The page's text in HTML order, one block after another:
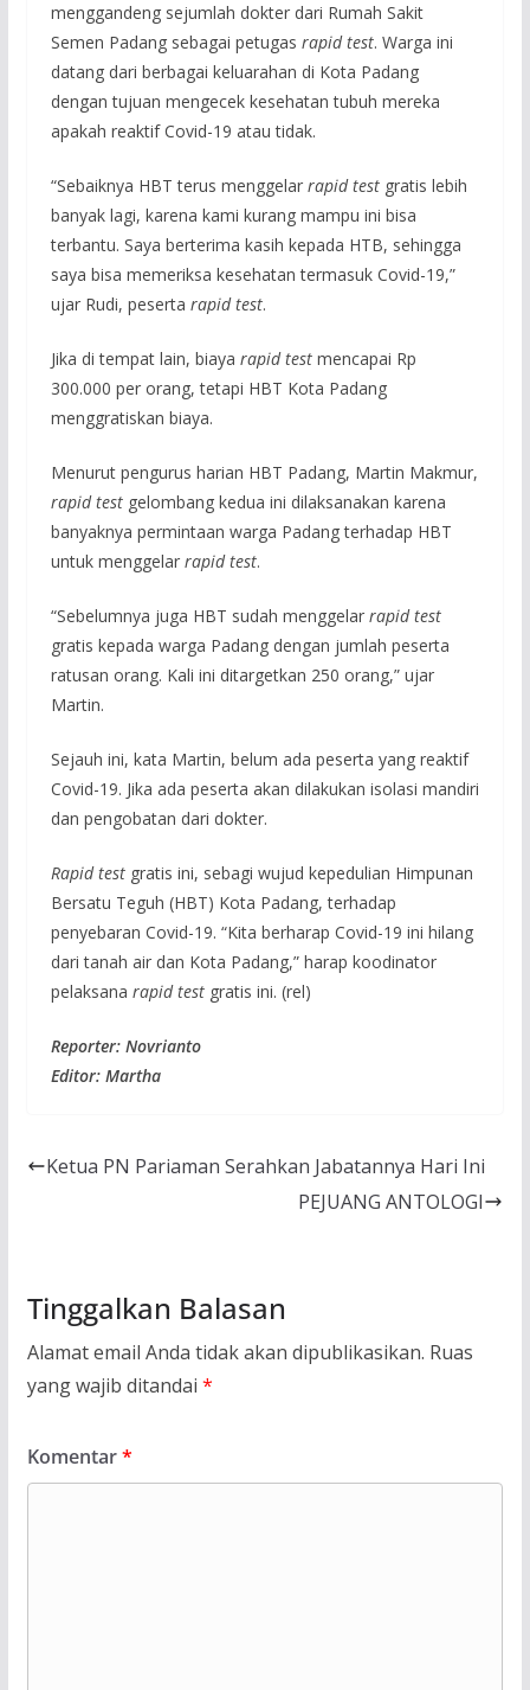
menggandeng sejumlah dokter dari Rumah Sakit
Semen Padang sebagai petugas rapid test. Warga ini
datang dari berbagai keluarahan di Kota Padang
dengan tujuan mengecek kesehatan tubuh mereka
apakah reaktif Covid-19 atau tidak.
“Sebaiknya HBT terus menggelar rapid testgratis lebih
banyak lagi, karena kami kurang mampu ini bisa
terbantu. Saya berterima kasih kepada HTB, sehingga
saya bisa memeriksa kesehatan termasuk Covid-19,”
ujar Rudi, peserta rapid test.
Jika di tempat lain, biaya rapid testmencapai Rp
300.000 per orang, tetapi HBT Kota Padang
menggratiskan biaya.
Menurut pengurus harian HBT Padang, Martin Makmur,
rapid testgelombang kedua ini dilaksanakan karena
banyaknya permintaan warga Padang terhadap HBT
untuk menggelar rapid test.
“Sebelumnya juga HBT sudah menggelar rapid test
gratis kepada warga Padang dengan jumlah peserta
ratusan orang. Kali ini ditargetkan 250 orang,” ujar
Martin.
Sejauh ini, kata Martin, belum ada peserta yang reaktif
Covid-19. Jika ada peserta akan dilakukan isolasi mandiri
dan pengobatan dari dokter.
Rapid testgratis ini, sebagi wujud kepedulian Himpunan
Bersatu Teguh (HBT) Kota Padang, terhadap
penyebaran Covid-19. “Kita berharap Covid-19 ini hilang
dari tanah air dan Kota Padang,” harap koodinator
pelaksana rapid testgratis ini. (rel)
Reporter: Novrianto
Editor: Martha
Ketua PN Pariaman Serahkan Jabatannya Hari Ini
PEJUANG ANTOLOGI
Tinggalkan Balasan
Alamat email Anda tidak akan dipublikasikan. Ruas
yang wajib ditandai *
Komentar*